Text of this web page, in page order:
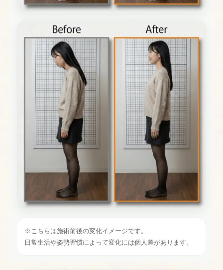
※こちらは施術前後の変化イメージです。
日常生活や姿勢習慣によって変化には個人差があります。